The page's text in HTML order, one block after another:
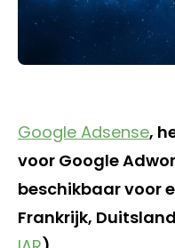
Google Adsense,
voor Google
beschikbaar voor
Frankrijk,